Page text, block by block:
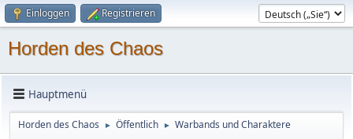
Einloggen Registrieren
Horden des Chaos
Hauptmenü
Horden des Chaos ► Öffentlich ► Warbands und Charaktere